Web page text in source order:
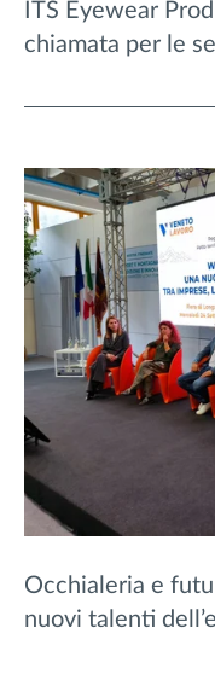
ITS Eyewear
chiamata per le
Occhialeria e
nuovi talenti